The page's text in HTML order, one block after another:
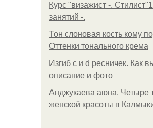
Курс "визажист -.
занятий -.
Тон слоновая кость кому
Оттенки тонального крема
Изгиб c и d ресничек. Как
описание и фото
Анджукаева аюна. Четыре
женской красоты в